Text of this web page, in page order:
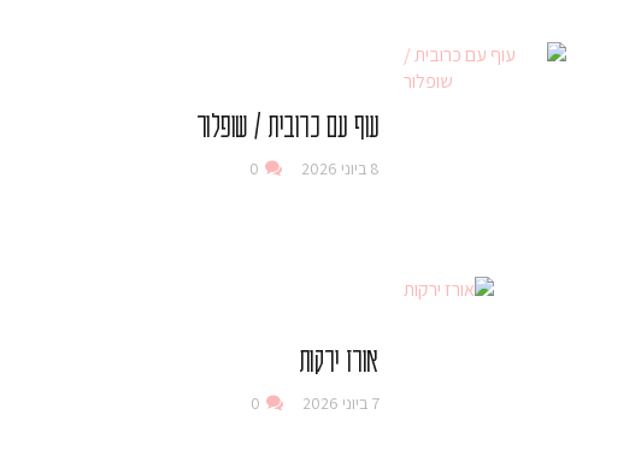
עוף עם כרובית / שופלור
8 ביוני 2026 0
אורז ירקות
7 ביוני 2026 0